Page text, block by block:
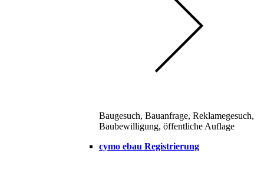
Baugesuch, Bauanfrage, Reklamegesuch,
Baubewilligung, öffentliche Auflage
cymo ebau Registrierung